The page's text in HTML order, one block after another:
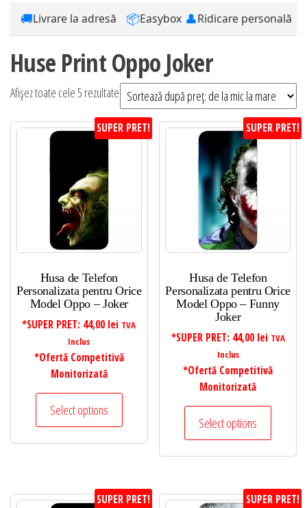
🚚Livrare la adresă 📦Easybox 👤Ridicare personală
Huse Print Oppo Joker
Afișez toate cele 5 rezultate Sortat
după
preț:
SUPER PRET!
Husa de Telefon
Personalizata pentru Orice
Model Oppo – Joker
*SUPER PRET: 44,00 lei TVA
Inclus
*Ofertă Competitivă
Monitorizată
Select options
SUPER PRET!
Husa de Telefon
Personalizata pentru Orice
Model Oppo – Funny
Joker
*SUPER PRET: 44,00 lei TVA
Inclus
*Ofertă Competitivă
Monitorizată
Select options
SUPER PRET! SUPER PRET!